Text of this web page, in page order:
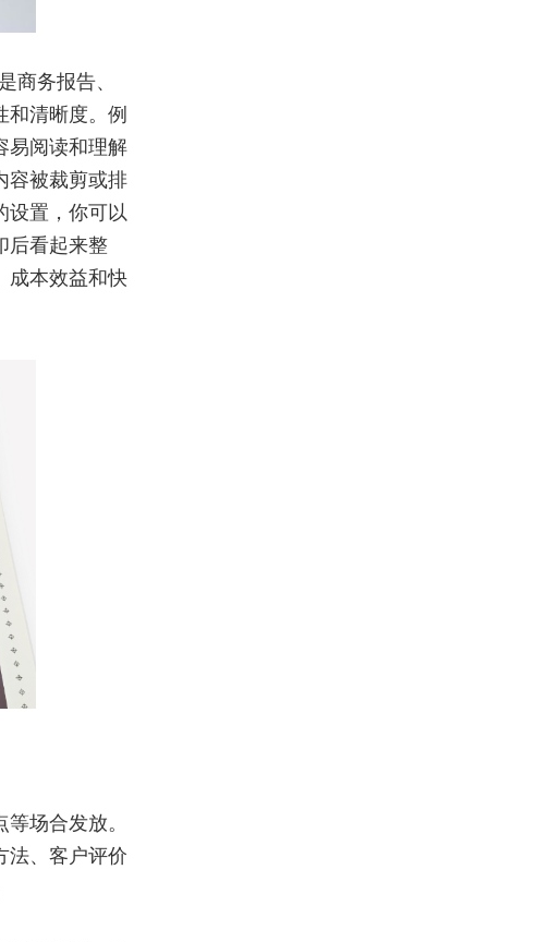
商务报告、
和清晰度。例
易阅读和理解
容被裁剪或排
设置，你可以
后看起来整
成本效益和快
场合发放。
法、客户评价